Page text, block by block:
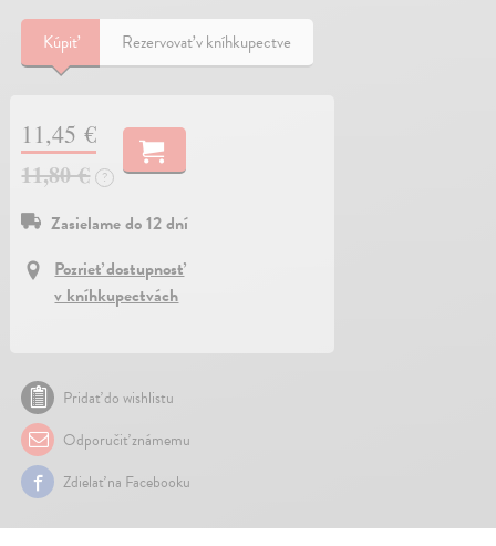
Kúpiť Rezervovať v kníhkupectve
11,45 €
11,80 €
?
Zasielame do 12 dní
Pozrieť dostupnosť
v kníhkupectvách
Pridať do wishlistu
Odporučiť známemu
Zdielať na Facebooku